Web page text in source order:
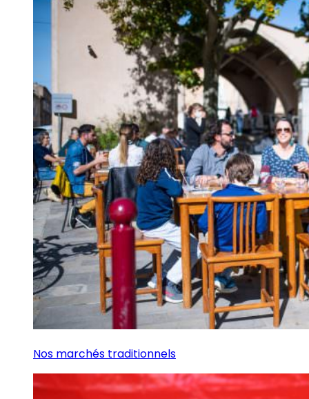
Nos marchés traditionnels